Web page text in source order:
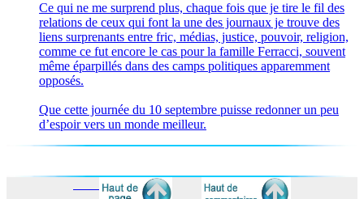
Ce qui ne me surprend plus, chaque fois que je tire le fil des
relations de ceux qui font la une des journaux je trouve des
liens surprenants entre fric, médias, justice, pouvoir, religion,
comme ce fut encore le cas pour la famille Ferracci, souvent
même éparpillés dans des camps politiques apparemment
opposés.
Que cette journée du 10 septembre puisse redonner un peu
d’espoir vers un monde meilleur.